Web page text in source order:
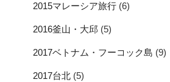
2015マレーシア旅行 (6)
2016釜山・大邱 (5)
2017ベトナム・フーコック島 (9)
2017台北 (5)